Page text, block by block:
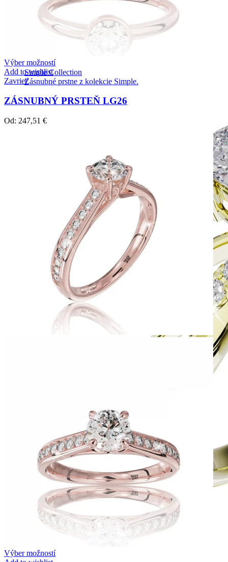
Simple Collection
Zásnubné prstne z kolekcie Simple.
Výber možností
Add to wishlist
Zavrieť
ZÁSNUBNÝ PRSTEŇ LG26
Od: 247,51 €
Výber možností